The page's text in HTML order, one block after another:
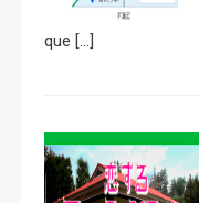
que […]